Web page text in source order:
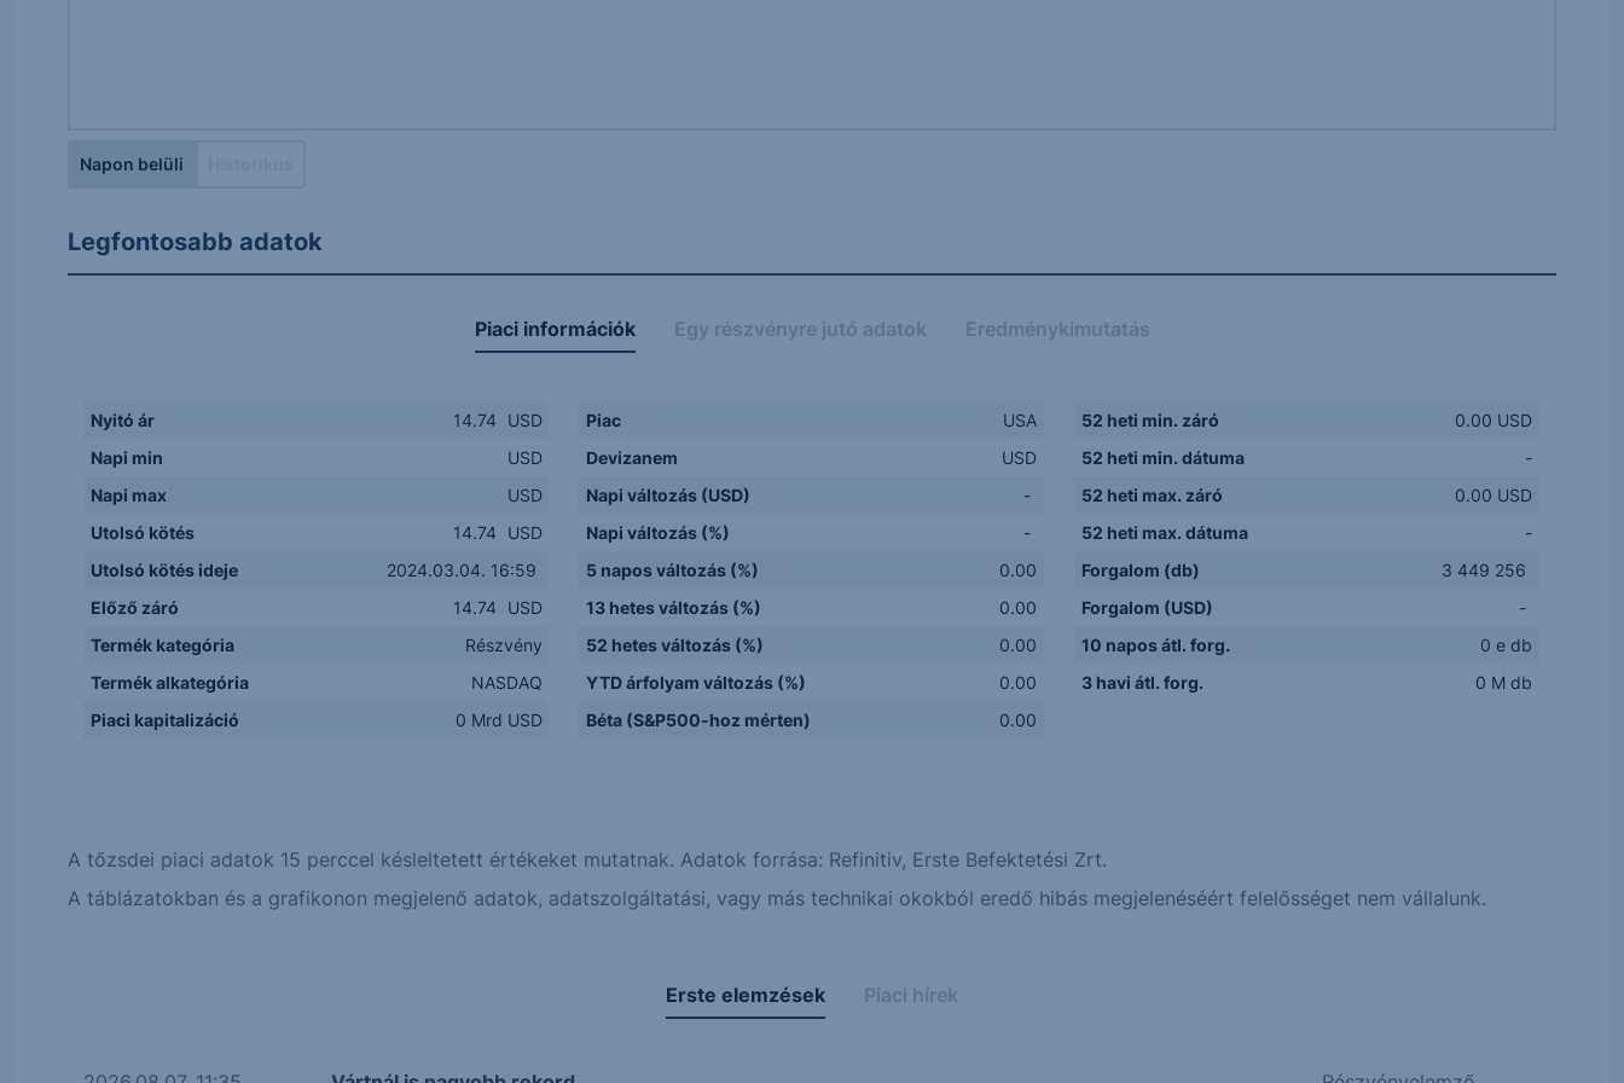
Napon belüli
Legfontosabb adatok
Piaci információk Egy részvényre jutó adatok Eredménykimutatás
Nyitó ár 14.74
USD
Napi min
USD
Napi max
USD
Utolsó kötés
14.74
USD
Utolsó kötés ideje
2024.03.04. 16:59
Előző záró
14.74
USD
Termék kategória
Részvény
Termék alkategória
NASDAQ
Piaci kapitalizáció
0 Mrd USD
Piac
USA
Devizanem
USD
Napi változás (USD)
-
Napi változás (%)
-
5 napos változás (%)
0.00
13 hetes változás (%)
0.00
52 hetes változás (%)
0.00
YTD árfolyam változás (%)
0.00
Béta (S&P500-hoz mérten)
0.00
52 heti min. záró
0.00 USD
52 heti min. dátuma
-
52 heti max. záró
0.00 USD
52 heti max. dátuma
-
Forgalom (db)
3 449 256
Forgalom (USD)
-
10 napos átl. forg.
0 e db
3 havi átl. forg.
0 M db
A tőzsdei piaci adatok 15 perccel késleltetett értékeket mutatnak. Adatok forrása: Refinitiv, Erste Befektetési Zrt.
A táblázatokban és a grafikonon megjelenő adatok, adatszolgáltatási, vagy más technikai okokból eredő hibás megjelenéséért felelősséget nem vállalunk.
Erste elemzések Piaci hírek